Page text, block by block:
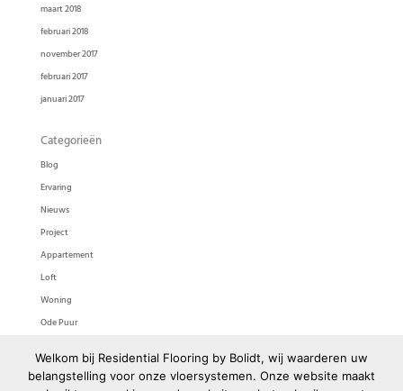
maart 2018
februari 2018
november 2017
februari 2017
januari 2017
Categorieën
Blog
Ervaring
Nieuws
Project
Appartement
Loft
Woning
Ode Puur
Bolidtop 525
Welkom bij Residential Flooring by Bolidt, wij waarderen uw
belangstelling voor onze vloersystemen. Onze website maakt